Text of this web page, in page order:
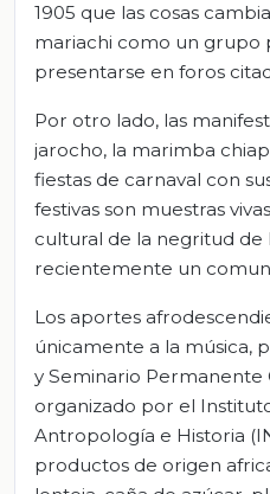
1905 que las cosas
mariachi como un grupo
presentarse en foros
Por otro lado, las
jarocho, la marimba
fiestas de carnaval con
festivas son muestras
cultural de la negritud de
recientemente un
Los aportes
únicamente a la música,
y Seminario Permanente
organizado por el
Antropología e Historia
productos de origen